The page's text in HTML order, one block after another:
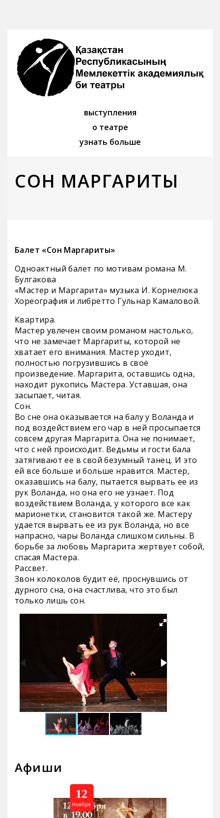
выступления
о театре
узнать больше
СОН МАРГАРИТЫ
Балет «Сон Маргариты»
Одноактный балет по мотивам романа М.
Булгакова
«Мастер и Маргарита» музыка И. Корнелюка
Хореография и либретто Гульнар Камаловой.
Квартира.
Мастер увлечен своим романом настолько,
что не замечает Маргариты, которой не
хватает его внимания. Мастер уходит,
полностью погрузившись в своё
произведение. Маргарита, оставшись одна,
находит рукопись Мастера. Уставшая, она
засыпает, читая.
Сон.
Во сне она оказывается на балу у Воланда и
под воздействием его чар в ней просыпается
совсем другая Маргарита. Она не понимает,
что с ней происходит. Ведьмы и гости бала
затягивают ее в свой безумный танец. И это
ей все больше и больше нравится. Мастер,
оказавшись на балу, пытается вырвать ее из
рук Воланда, но она его не узнает. Под
воздействием Воланда, у которого все как
марионетки, становится такой же. Мастеру
удается вырвать ее из рук Воланда, но все
напрасно, чары Воланда слишком сильны. В
борьбе за любовь Маргарита жертвует собой,
спасая Мастера.
Рассвет.
Звон колоколов будит её, проснувшись от
дурного сна, она счастлива, что это был
только лишь сон.
Афиши
12
Ноября